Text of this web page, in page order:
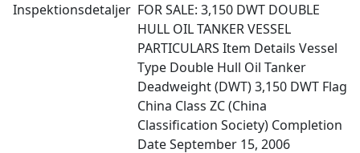
Inspektionsdetaljer FOR SALE: 3,150 DWT DOUBLE
HULL OIL TANKER VESSEL
PARTICULARS Item Details Vessel
Type Double Hull Oil Tanker
Deadweight (DWT) 3,150 DWT Flag
China Class ZC (China
Classification Society) Completion
Date September 15, 2006